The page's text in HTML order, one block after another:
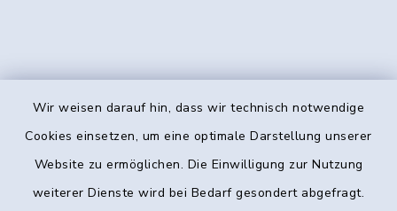
Wir weisen darauf hin, dass wir technisch notwendige
Cookies einsetzen, um eine optimale Darstellung unserer
Website zu ermöglichen. Die Einwilligung zur Nutzung
weiterer Dienste wird bei Bedarf gesondert abgefragt.
Kontakt